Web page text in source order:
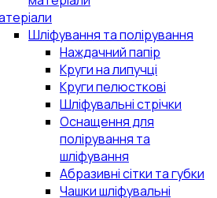
Шліфування та полірування
Наждачний папір
Круги на липучці
Круги пелюсткові
Шліфувальні стрічки
Оснащення для
полірування та
шліфування
Абразивні сітки та губки
Чашки шліфувальні